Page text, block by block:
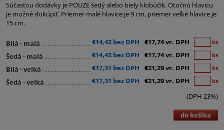
Súčasťou dodávky je POUZE šedý alebo biely klobúčik. Otočnú hlavicu
je možné dokúpiť. Priemer malé hlavice je 9 cm, priemer veľké hlavice je
15 cm.
Bílá - malá €14,42 bez DPH €17,74 vr. DPH ks
Šedá - malá €14,42 bez DPH €17,74 vr. DPH ks
Bílá - velká €17,31 bez DPH €21,29 vr. DPH ks
Šedá - velká €17,31 bez DPH €21,29 vr. DPH ks
(DPH 23%)
do košíka